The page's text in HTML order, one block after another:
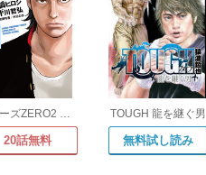
20話無料
TOUGH 龍を継ぐ男
無料試し読み